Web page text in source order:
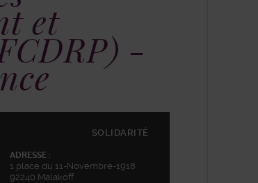
et
-
SOLIDARITÉ
ADRESSE :
1 place du 11-Novembre-1918
92240 Malakoff